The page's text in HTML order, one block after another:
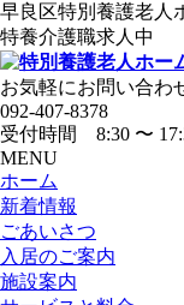
早良区特別養護老人
特養介護職求人中
お気軽にお問い合わ
092-407-8378
受付時間 8:30 〜
MENU
ホーム
新着情報
ごあいさつ
入居のご案内
施設案内